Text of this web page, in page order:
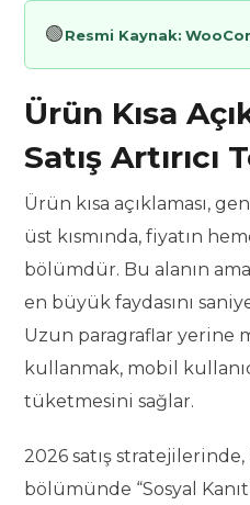
🟢Resmi Kaynak:
Ürün Kısa
Satış Artırıcı
Ürün kısa açıklaması,
üst kısmında, fiyatın
bölümdür. Bu alanın
en büyük faydasını
Uzun paragraflar yerine
kullanmak, mobil
tüketmesini sağlar.
2026 satış stratejilerinde,
bölümünde “Sosyal